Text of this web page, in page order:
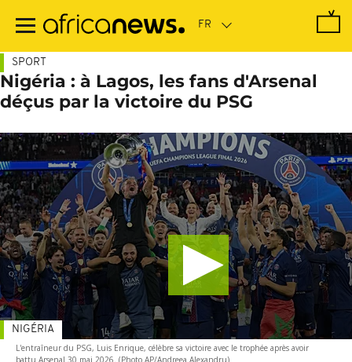
contenu
SPORT
Nigéria : à Lagos, les fans d'Arsenal
déçus par la victoire du PSG
L'entraîneur du PSG, Luis Enrique, célèbre sa victoire avec le trophée après avoir
battu Arsenal 30 mai 2026. (Photo AP/Andreea Alexandru)
NIGÉRIA